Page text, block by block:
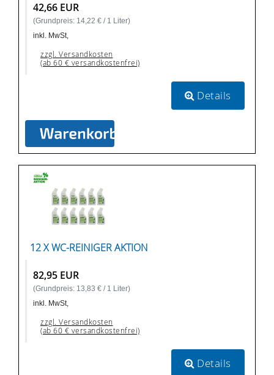
42,66 EUR
(Grundpreis: 14,22 € / 1 Liter)
inkl. MwSt,
zzgl. Versandkosten
(ab 60 € versandkostenfrei)
Details
12 X WC-REINIGER AKTION
82,95 EUR
(Grundpreis: 13,83 € / 1 Liter)
inkl. MwSt,
zzgl. Versandkosten
(ab 60 € versandkostenfrei)
Details